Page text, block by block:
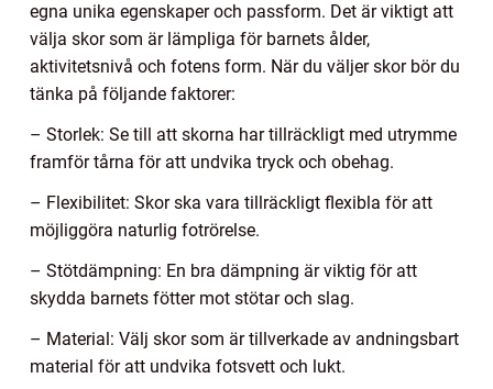
egna unika egenskaper och passform. Det är viktigt att
välja skor som är lämpliga för barnets ålder,
aktivitetsnivå och fotens form. När du väljer skor bör du
tänka på följande faktorer:
– Storlek: Se till att skorna har tillräckligt med utrymme
framför tårna för att undvika tryck och obehag.
– Flexibilitet: Skor ska vara tillräckligt flexibla för att
möjliggöra naturlig fotrörelse.
– Stötdämpning: En bra dämpning är viktig för att
skydda barnets fötter mot stötar och slag.
– Material: Välj skor som är tillverkade av andningsbart
material för att undvika fotsvett och lukt.